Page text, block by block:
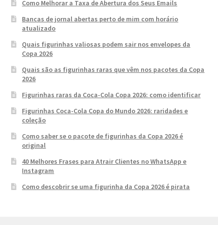
Como Melhorar a Taxa de Abertura dos Seus Emails
Bancas de jornal abertas perto de mim com horário
atualizado
Quais figurinhas valiosas podem sair nos envelopes da
Copa 2026
Quais são as figurinhas raras que vêm nos pacotes da Copa
2026
Figurinhas raras da Coca-Cola Copa 2026: como identificar
Figurinhas Coca-Cola Copa do Mundo 2026: raridades e
coleção
Como saber se o pacote de figurinhas da Copa 2026 é
original
40 Melhores Frases para Atrair Clientes no WhatsApp e
Instagram
Como descobrir se uma figurinha da Copa 2026 é pirata